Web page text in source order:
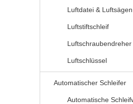
Luftdatei & Luftsägen
Luftstiftschleif
Luftschraubendreher
Luftschlüssel
Automatischer Schleifer
Automatische